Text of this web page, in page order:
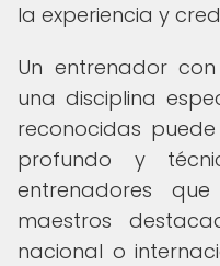
la experiencia y
Un entrenador
una disciplina
reconocidas
profundo y
entrenadores
maestros
nacional o